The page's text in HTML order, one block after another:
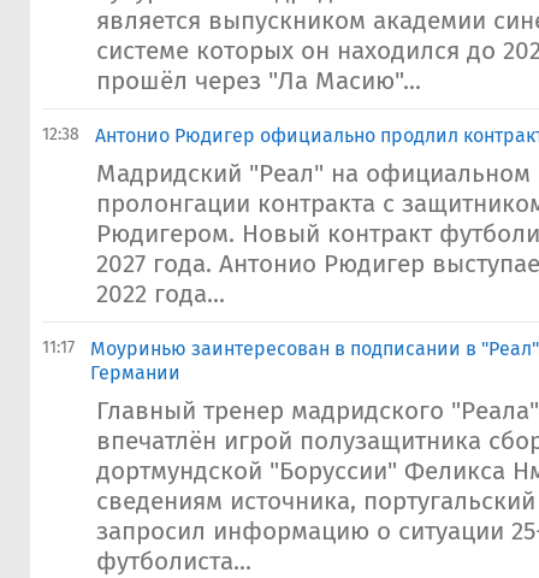
является выпускником академии
системе которых он находился до
прошёл через "Ла Масию"...
12:38 Антонио Рюдигер официально продлил
Мадридский "Реал" на официальном
пролонгации контракта с
Рюдигером. Новый контракт
2027 года. Антонио Рюдигер
2022 года...
11:17
Моуринью заинтересован в подписании в
Германии
Главный тренер мадридского
впечатлён игрой полузащитника
дортмундской "Боруссии" Феликса
сведениям источника,
запросил информацию о ситуации
футболиста...